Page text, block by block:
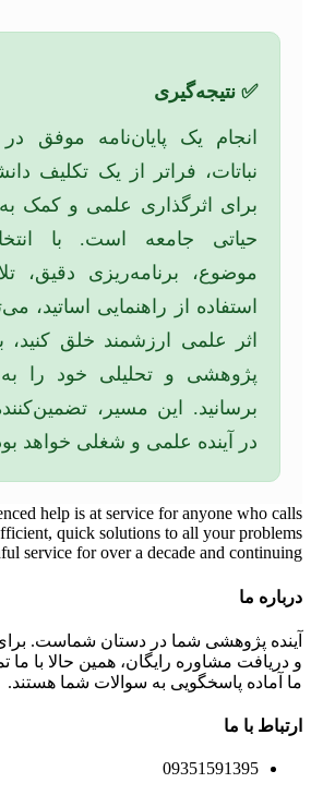
✅ نتیجه‌گیری
انجام یک پایان‌نامه موفق
نباتات، فراتر از یک تکلیف
برای اثرگذاری علمی و کمک
حیاتی جامعه است. با
موضوع، برنامه‌ریزی دقیق،
استفاده از راهنمایی اساتید،
اثر علمی ارزشمند خلق کنید،
پژوهشی و تحلیلی خود را
برسانید. این مسیر،
در آینده علمی و شغلی خواهد
help is at service for anyone who calls
quick solutions to all your problems
service for over a decade and continuing
درباره ما
آینده پژوهشی شما در دستان شماست.
و دریافت مشاوره رایگان، همین حالا با ما
ما آماده پاسخگویی به سوالات شما هستند.
ارتباط با ما
09351591395